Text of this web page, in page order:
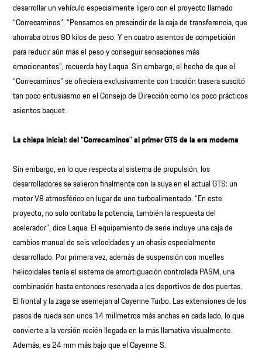
desarrollar un vehículo especialmente ligero con el proyecto llamado
“Correcaminos”. “Pensamos en prescindir de la caja de transferencia, que
ahorraba otros 80 kilos de peso. Y en cuatro asientos de competición
para reducir aún más el peso y conseguir sensaciones más
emocionantes”, recuerda hoy Laqua. Sin embargo, el hecho de que el
“Correcaminos” se ofreciera exclusivamente con tracción trasera suscitó
tan poco entusiasmo en el Consejo de Dirección como los poco prácticos
asientos baquet.
La chispa inicial: del “Correcaminos” al primer GTS de la era moderna
Sin embargo, en lo que respecta al sistema de propulsión, los
desarrolladores se salieron finalmente con la suya en el actual GTS: un
motor V8 atmosférico en lugar de uno turboalimentado. “En este
proyecto, no solo contaba la potencia, también la respuesta del
acelerador”, dice Laqua. El equipamiento de serie incluye una caja de
cambios manual de seis velocidades y un chasis especialmente
desarrollado. Por primera vez, además de suspensión con muelles
helicoidales tenía el sistema de amortiguación controlada PASM, una
combinación hasta entonces reservada a los deportivos de dos puertas.
El frontal y la zaga se asemejan al Cayenne Turbo. Las extensiones de los
pasos de rueda son unos 14 milímetros más anchas en cada lado, lo que
convierte a la versión recién llegada en la más llamativa visualmente.
Además, es 24 mm más bajo que el Cayenne S.